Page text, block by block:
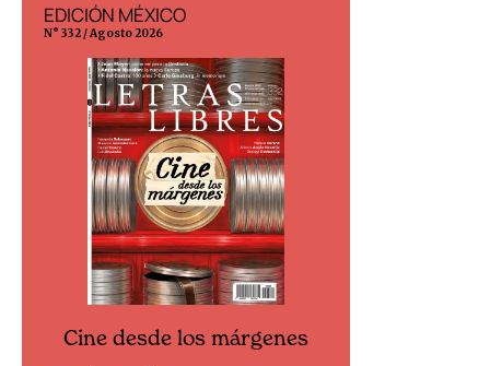
EDICIÓN MÉXICO
N° 332 / Agosto 2026
Cine desde los márgenes